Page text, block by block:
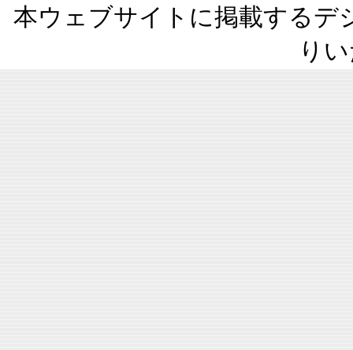
本ウェブサイトに掲載するデ
り